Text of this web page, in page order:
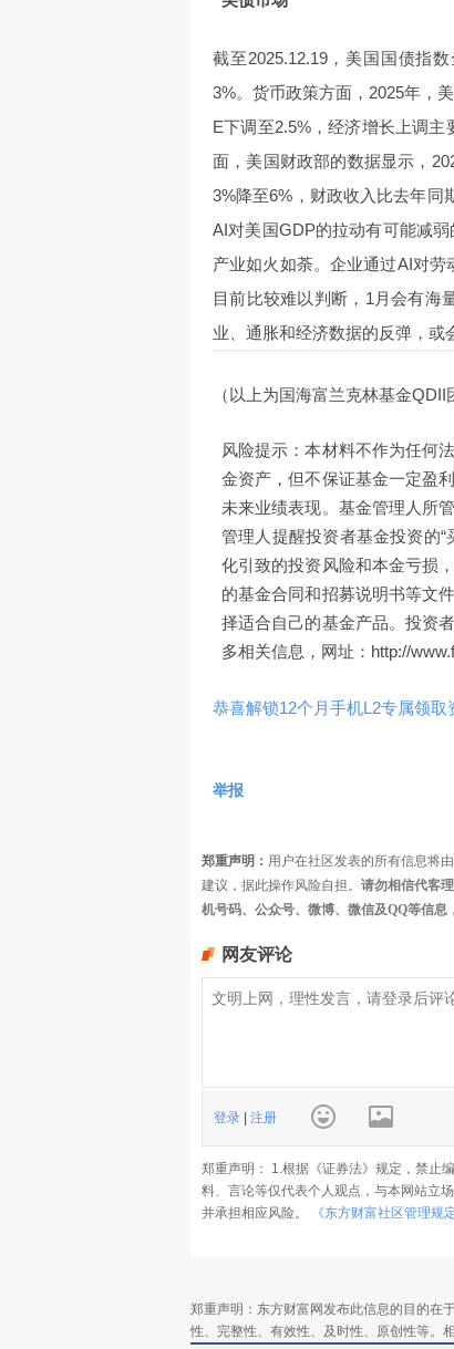
截至2025.12.19，美国国债指
3%。货币政策方面，2025年，
E下调至2.5%，经济增长上调
面，美国财政部的数据显示，
3%降至6%，财政收入比去年同
AI对美国GDP的拉动有可能减
产业如火如荼。企业通过AI对劳
目前比较难以判断，1月会有海
业、通胀和经济数据的反弹，或
（以上为国海富兰克林基金
风险提示：本材料不作为任何
金资产，但不保证基金一定盈
未来业绩表现。基金管理人所
管理人提醒投资者基金投资的
化引致的投资风险和本金亏损
的基金合同和招募说明书等文
择适合自己的基金产品。投资
多相关信息，网址：http://
恭喜解锁12个月手机L2专属领取
举报
郑重声明： 用户在社区发表的所有信息将
建议，据此操作风险自担。 请勿相信代客
机号码、公众号、微博、微信及QQ等信息
网友评论
登录 | 注册
郑重声明： 1.根据《证券法》规定，禁止
料、言论等仅代表个人观点，与本网站立
并承担相应风险。
《东方财富社区管理规
郑重声明：东方财富网发布此信息的目的在
性、完整性、有效性、及时性、原创性等。